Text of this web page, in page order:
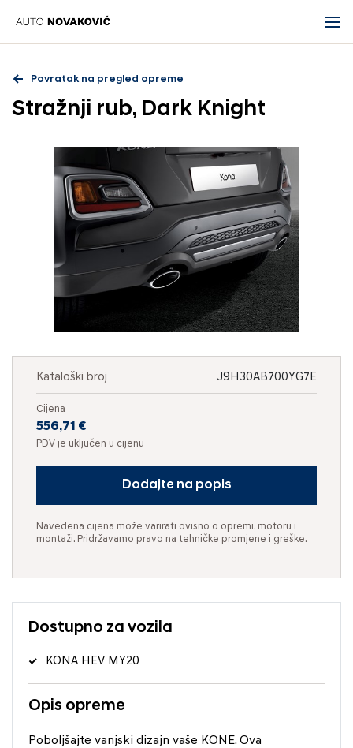
Povratak na pregled opreme
Stražnji rub, Dark Knight
Kataloški broj J9H30AB700YG7E
Cijena
556,71 €
PDV je uključen u cijenu
Dodajte na popis
Navedena cijena može varirati ovisno o opremi, motoru i
montaži. Pridržavamo pravo na tehničke promjene i greške.
Dostupno za vozila
KONA HEV MY20
Opis opreme
Poboljšajte vanjski dizajn vaše KONE. Ova